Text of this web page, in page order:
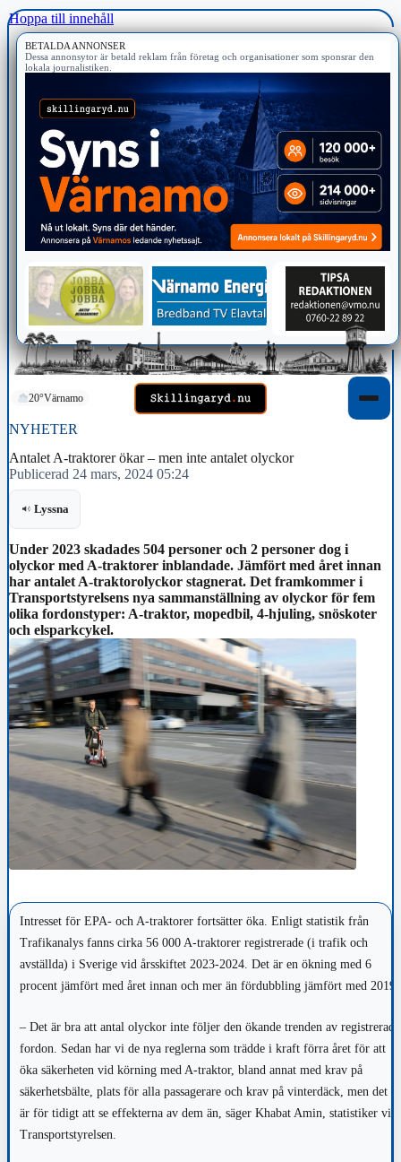
Hoppa till innehåll
BETALDA ANNONSER
Dessa annonsytor är betald reklam från företag och organisationer som sponsrar den
lokala journalistiken.
20°Värnamo
NYHETER
Antalet A-traktorer ökar – men inte antalet olyckor
Publicerad 24 mars, 2024 05:24
Lyssna
Under 2023 skadades 504 personer och 2 personer dog i
olyckor med A-traktorer inblandade. Jämfört med året innan
har antalet A-traktorolyckor stagnerat. Det framkommer i
Transportstyrelsens nya sammanställning av olyckor för fem
olika fordonstyper: A-traktor, mopedbil, 4-hjuling, snöskoter
och elsparkcykel.
Intresset för EPA- och A-traktorer fortsätter öka. Enligt statistik från
Trafikanalys fanns cirka 56 000 A-traktorer registrerade (i trafik och
avställda) i Sverige vid årsskiftet 2023-2024. Det är en ökning med 6
procent jämfört med året innan och mer än fördubbling jämfört med 2019.
– Det är bra att antal olyckor inte följer den ökande trenden av registrerade
fordon. Sedan har vi de nya reglerna som trädde i kraft förra året för att
öka säkerheten vid körning med A-traktor, bland annat med krav på
säkerhetsbälte, plats för alla passagerare och krav på vinterdäck, men det
är för tidigt att se effekterna av dem än, säger Khabat Amin, statistiker vid
Transportstyrelsen.